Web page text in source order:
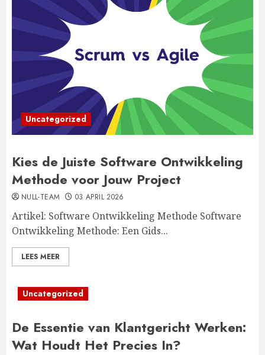
Uncategorized
Kies de Juiste Software Ontwikkeling
Methode voor Jouw Project
NULL-TEAM 03 APRIL 2026
Artikel: Software Ontwikkeling Methode Software
Ontwikkeling Methode: Een Gids...
LEES MEER
Uncategorized
De Essentie van Klantgericht Werken:
Wat Houdt Het Precies In?